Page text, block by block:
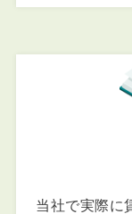
当社で実際に